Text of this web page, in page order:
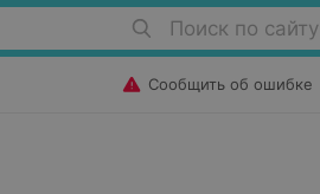
Поиск по сайту
Сообщить об ошибке